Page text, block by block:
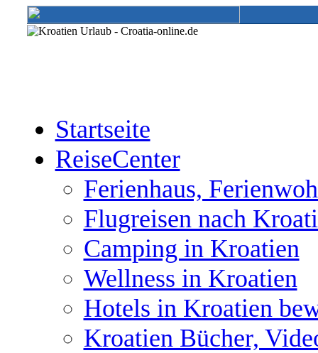
Startseite
ReiseCenter
Ferienhaus,
Flugreisen nach
Camping in Kroatien
Wellness in Kroatien
Hotels in Kroatien
Kroatien Bücher,